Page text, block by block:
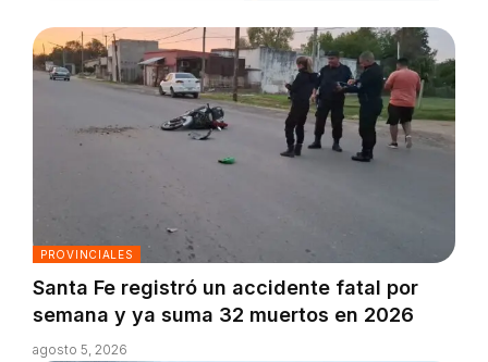
PROVINCIALES
Santa Fe registró un accidente fatal por
semana y ya suma 32 muertos en 2026
agosto 5, 2026